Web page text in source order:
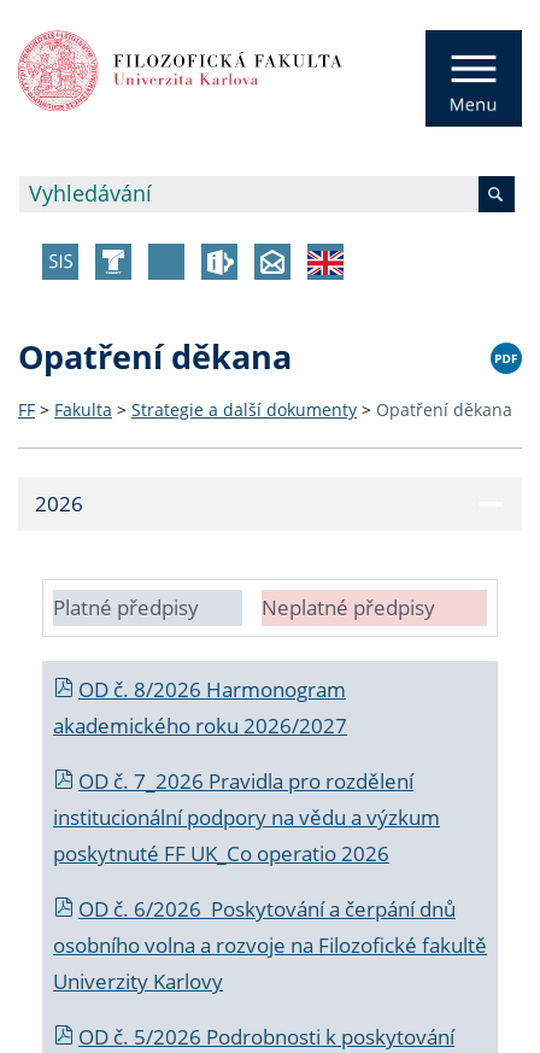
Opatření děkana
FF > Fakulta > Strategie a další dokumenty > Opatření děkana
2026
Platné předpisy Neplatné předpisy
OD č. 8/2026 Harmonogram
akademického roku 2026/2027
OD č. 7_2026 Pravidla pro rozdělení
institucionální podpory na vědu a výzkum
poskytnuté FF UK_Co operatio 2026
OD č. 6/2026 Poskytování a čerpání dnů
osobního volna a rozvoje na Filozofické fakultě
Univerzity Karlovy
OD č. 5/2026 Podrobnosti k poskytování